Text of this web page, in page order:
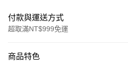
付款與運送方式
超取滿NT$999免運
信用卡一次付款
商品特色